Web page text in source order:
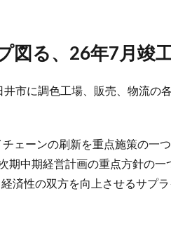
図る、26年7月竣
市に調色工場、販売、物流の
ェーンの刷新を重点施策の一
期中期経営計画の重点方針の一
済性の双方を向上させるサプ